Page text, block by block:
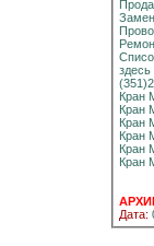
Кран
Кран
Кран
Кран
Кран
Кран
Дата: